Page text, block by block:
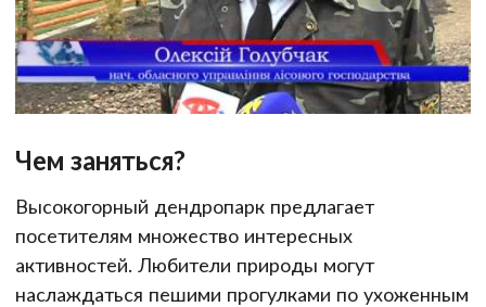
Чем заняться?
Высокогорный дендропарк предлагает
посетителям множество интересных
активностей. Любители природы могут
наслаждаться пешими прогулками по ухоженным